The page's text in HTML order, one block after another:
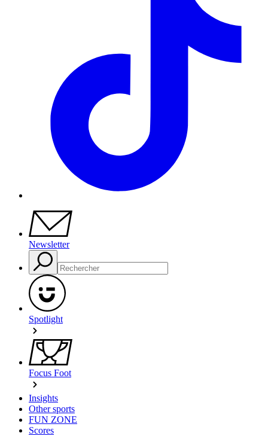
Newsletter
Spotlight
Focus Foot
Insights
Other sports
FUN ZONE
Scores